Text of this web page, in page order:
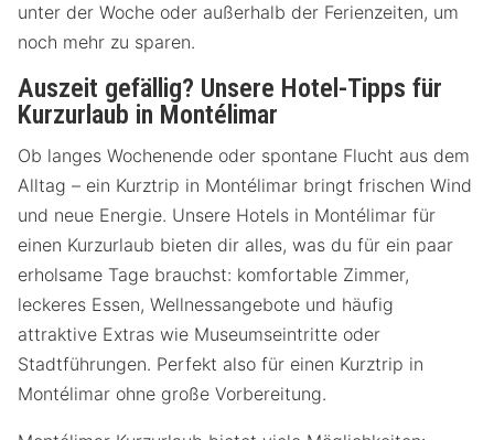
unter der Woche oder außerhalb der Ferienzeiten, um
noch mehr zu sparen.
Auszeit gefällig? Unsere Hotel-Tipps für
Kurzurlaub in Montélimar
Ob langes Wochenende oder spontane Flucht aus dem
Alltag – ein Kurztrip in Montélimar bringt frischen Wind
und neue Energie. Unsere Hotels in Montélimar für
einen Kurzurlaub bieten dir alles, was du für ein paar
erholsame Tage brauchst: komfortable Zimmer,
leckeres Essen, Wellnessangebote und häufig
attraktive Extras wie Museumseintritte oder
Stadtführungen. Perfekt also für einen Kurztrip in
Montélimar ohne große Vorbereitung.